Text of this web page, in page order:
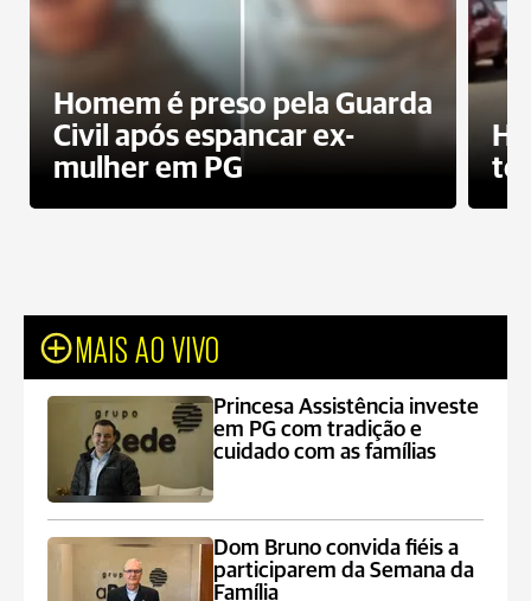
Homem é preso pela Guarda
Civil após espancar ex-
mulher em PG
MAIS AO VIVO
Princesa Assistência investe
em PG com tradição e
cuidado com as famílias
Dom Bruno convida fiéis a
participarem da Semana da
Família